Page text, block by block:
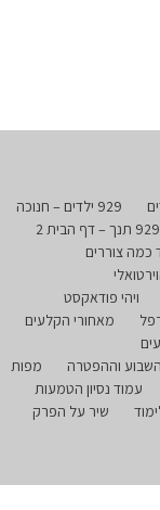
929 ילדים – חנוכה
929 תנך – דף הבית 2
כמה צוררים
ויהי פודאקסט
מאחורי הקלעים
וההפטרה
מפות
עמוד נסיון הטמעות
שיר על הפרק